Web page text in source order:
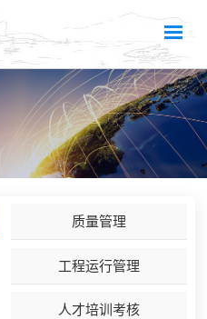
质量管理
工程运行管理
人才培训考核